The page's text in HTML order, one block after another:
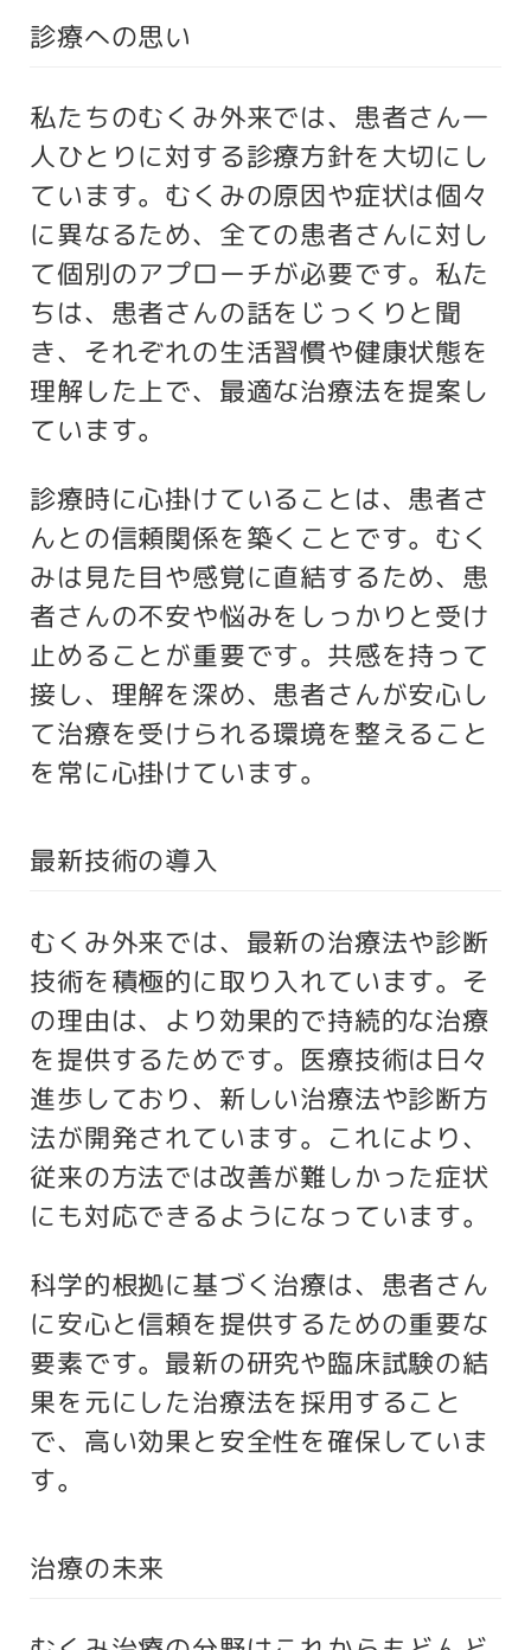
診療への思い
私たちのむくみ外来では、患者さん一
人ひとりに対する診療方針を大切にし
ています。むくみの原因や症状は個々
に異なるため、全ての患者さんに対し
て個別のアプローチが必要です。私た
ちは、患者さんの話をじっくりと聞
き、それぞれの生活習慣や健康状態を
理解した上で、最適な治療法を提案し
ています。
診療時に心掛けていることは、患者さ
んとの信頼関係を築くことです。むく
みは見た目や感覚に直結するため、患
者さんの不安や悩みをしっかりと受け
止めることが重要です。共感を持って
接し、理解を深め、患者さんが安心し
て治療を受けられる環境を整えること
を常に心掛けています。
最新技術の導入
むくみ外来では、最新の治療法や診断
技術を積極的に取り入れています。そ
の理由は、より効果的で持続的な治療
を提供するためです。医療技術は日々
進歩しており、新しい治療法や診断方
法が開発されています。これにより、
従来の方法では改善が難しかった症状
にも対応できるようになっています。
科学的根拠に基づく治療は、患者さん
に安心と信頼を提供するための重要な
要素です。最新の研究や臨床試験の結
果を元にした治療法を採用すること
で、高い効果と安全性を確保していま
す。
治療の未来